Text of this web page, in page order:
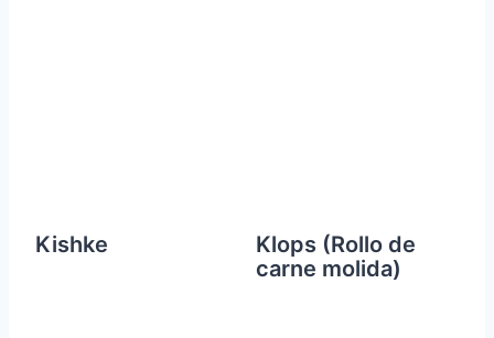
Kishke
Klops (Rollo de
carne molida)